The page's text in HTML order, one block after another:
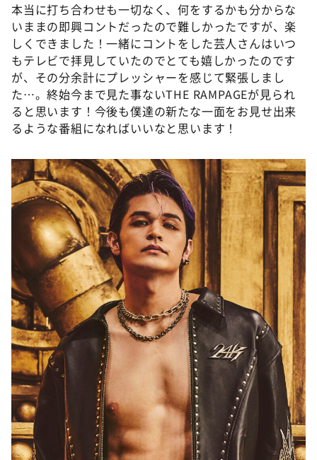
本当に打ち合わせも一切なく、何をするかも分からな
いままの即興コントだったので難しかったですが、楽
しくできました！一緒にコントをした芸人さんはいつ
もテレビで拝見していたのでとても嬉しかったのです
が、その分余計にプレッシャーを感じて緊張しまし
た…。終始今まで見た事ないTHE RAMPAGEが見られ
ると思います！今後も僕達の新たな一面をお見せ出来
るような番組になればいいなと思います！